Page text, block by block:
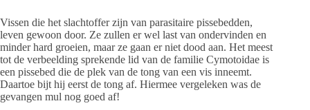
Vissen die het slachtoffer zijn van parasitaire pissebedden,
leven gewoon door. Ze zullen er wel last van ondervinden en
minder hard groeien, maar ze gaan er niet dood aan. Het meest
tot de verbeelding sprekende lid van de familie Cymotoidae is
een pissebed die de plek van de tong van een vis inneemt.
Daartoe bijt hij eerst de tong af. Hiermee vergeleken was de
gevangen mul nog goed af!